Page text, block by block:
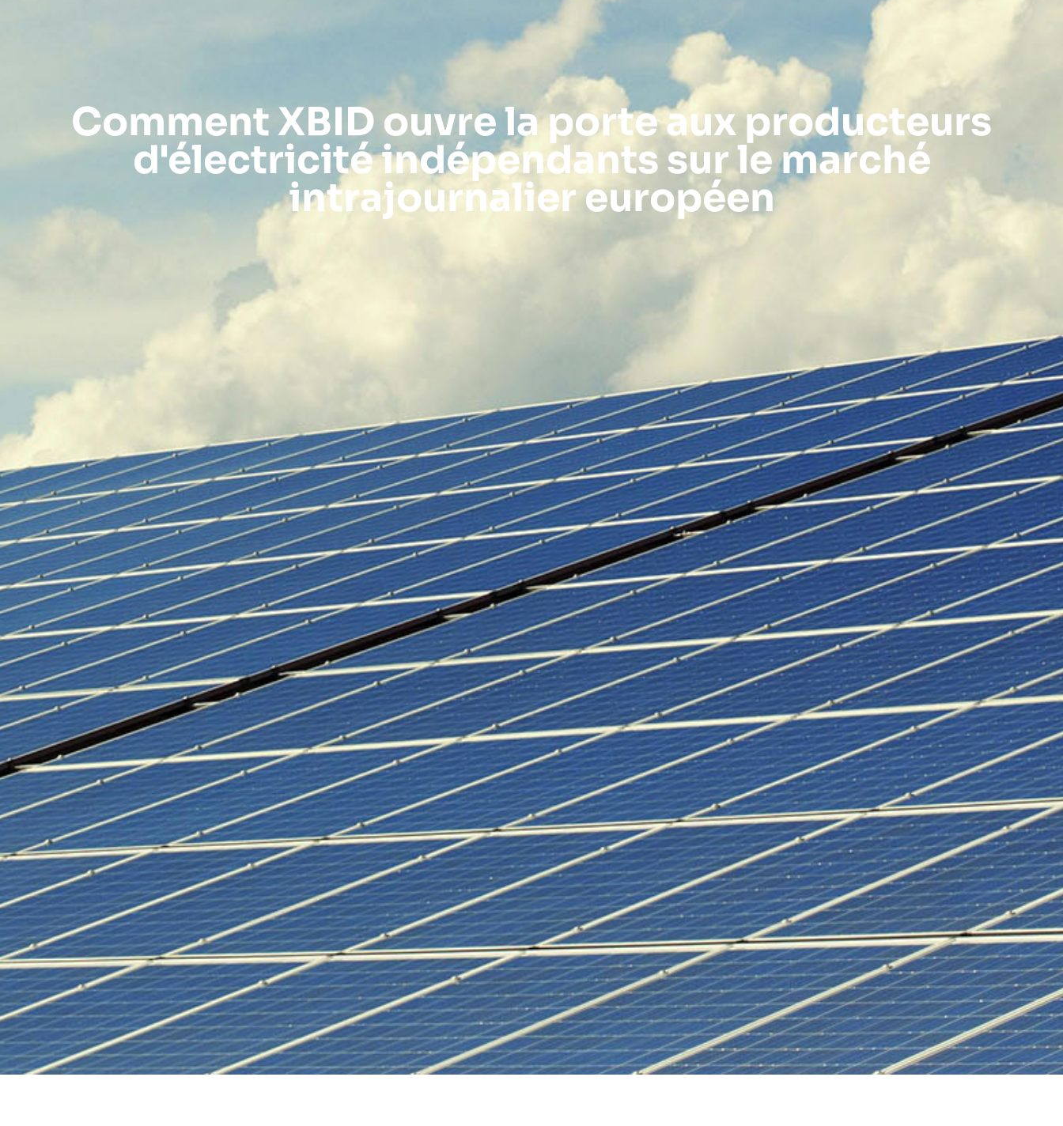
Comment XBID ouvre la porte aux producteurs
d'électricité indépendants sur le marché
intrajournalier européen